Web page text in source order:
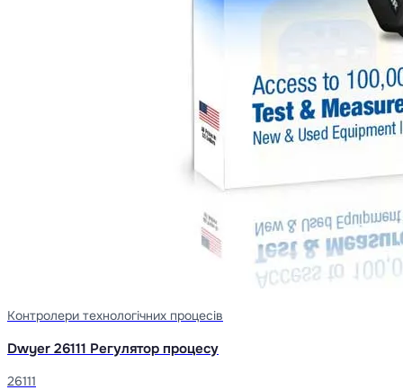
Контролери технологічних процесів
Dwyer 26111 Регулятор процесу
26111